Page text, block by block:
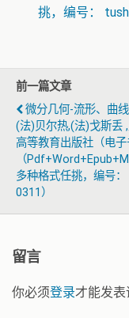
挑，编号：
前一篇文章
微分几何-流形、曲
(法)贝尔热,(法)戈斯丢
高等教育出版社（电子
（
多种格式任挑，编号
0311）
留言
你必须登录才能发表